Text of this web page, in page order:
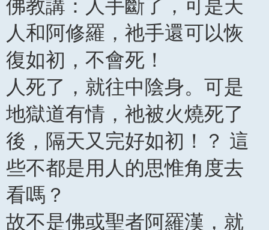
佛教講：人手斷了，可是天
人和阿修羅，祂手還可以恢
復如初，不會死！
人死了，就往中陰身。可是
地獄道有情，祂被火燒死了
後，隔天又完好如初！？ 這
些不都是用人的思惟角度去
看嗎？
故不是佛或聖者阿羅漢，就